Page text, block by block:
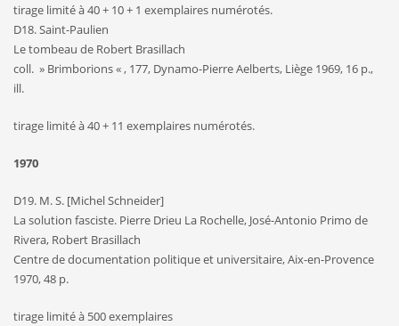
tirage limité à 40 + 10 + 1 exemplaires numérotés.
D18. Saint-Paulien
Le tombeau de Robert Brasillach
coll. » Brimborions « , 177, Dynamo-Pierre Aelberts, Liège 1969, 16 p.,
ill.
tirage limité à 40 + 11 exemplaires numérotés.
1970
D19. M. S. [Michel Schneider]
La solution fasciste. Pierre Drieu La Rochelle, José-Antonio Primo de
Rivera, Robert Brasillach
Centre de documentation politique et universitaire, Aix-en-Provence
1970, 48 p.
tirage limité à 500 exemplaires